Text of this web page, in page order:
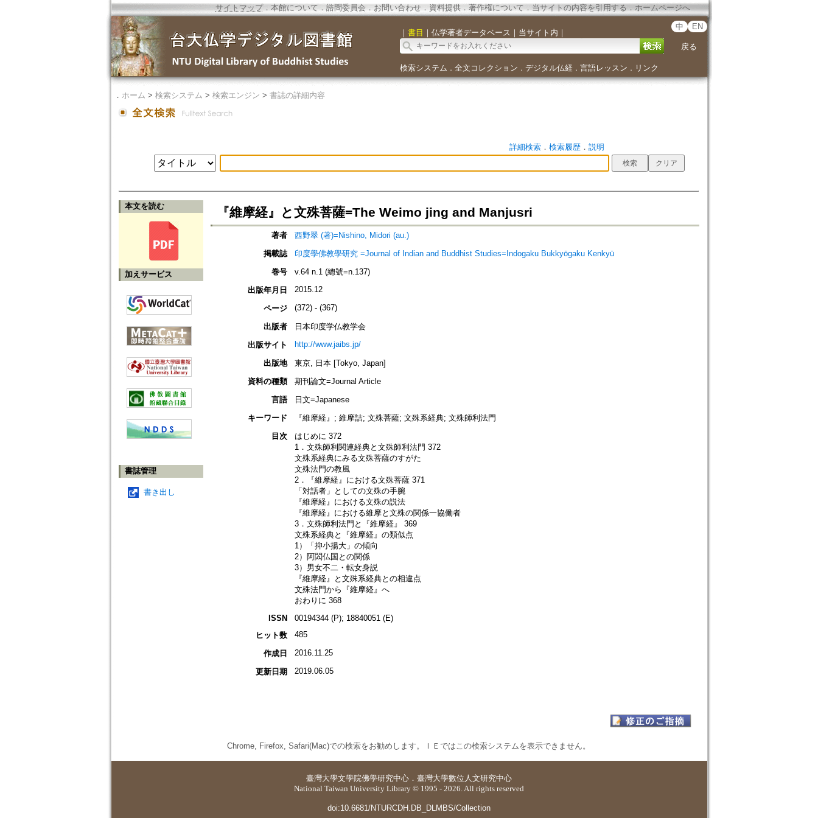
サイトマップ．本館について ． 諮問委員会． お問い合わせ． 資料提供． 著作権について．当サイトの内容を引用する ． ホームページへ
｜ 書目 ｜ 仏学著者データベース ｜ 当サイト内 ｜
中 EN
戻る
検索システム ． 全文コレクション ． デジタル仏経． 言語レッスン ． リンク
． ホーム > 検索システム > 検索エンジン > 書誌の詳細内容
詳細検索． 検索履歴． 説明
本文を読む
加えサービス
書誌管理
書き出し
『維摩経』と文殊菩薩=The Weimo jing and Manjusri
著者
西野翠 (著)=Nishino, Midori (au.)
掲載誌
印度學佛教學研究 =Journal of Indian and Buddhist Studies=Indogaku Bukkyōgaku Kenkyū
巻号
v.64 n.1 (總號=n.137)
出版年月日
2015.12
ページ (372) - (367)
出版者
日本印度学仏教学会
出版サイト
http://www.jaibs.jp/
出版地
東京, 日本 [Tokyo, Japan]
資料の種類
期刊論文=Journal Article
言語
日文=Japanese
キーワード
『維摩経』; 維摩詰; 文殊菩薩; 文殊系経典; 文殊師利法門
目次
はじめに 372
1．文殊師利関連経典と文殊師利法門 372
文殊系経典にみる文殊菩薩のすがた
文殊法門の教風
2．『維摩経』における文殊菩薩 371
「対話者」としての文殊の手腕
『維摩経』における文殊の説法
『維摩経』における維摩と文殊の関係一協働者
3．文殊師利法門と『維摩経』 369
文殊系経典と『維摩経』の類似点
1）「抑小揚大」の傾向
2）阿閦仏国との関係
3）男女不二・転女身説
『維摩経』と文殊系経典との相違点
文殊法門から『維摩経』へ
おわりに 368
ISSN
00194344 (P); 18840051 (E)
ヒット数
485
作成日 2016.11.25
更新日期 2019.06.05
Chrome, Firefox, Safari(Mac)での検索をお勧めします。ＩＥではこの検索システムを表示できません。
臺灣大學文學院佛學研究中心 ． 臺灣大學數位人文研究中心
National Taiwan University Library © 1995 - 2026. All rights reserved
doi:10.6681/NTURCDH.DB_DLMBS/Collection